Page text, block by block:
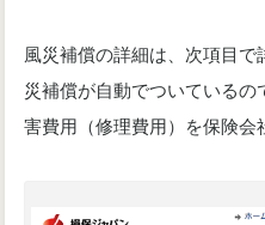
風災補償の詳細は、次項目
災補償が自動でついている
害費用（修理費用）を保険会